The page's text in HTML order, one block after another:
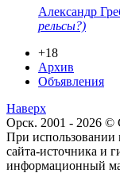
Александр
рельсы?)
+18
Архив
Объявления
Наверх
Орск. 2001 - 2026
При использовании
сайта-источника и
информационный